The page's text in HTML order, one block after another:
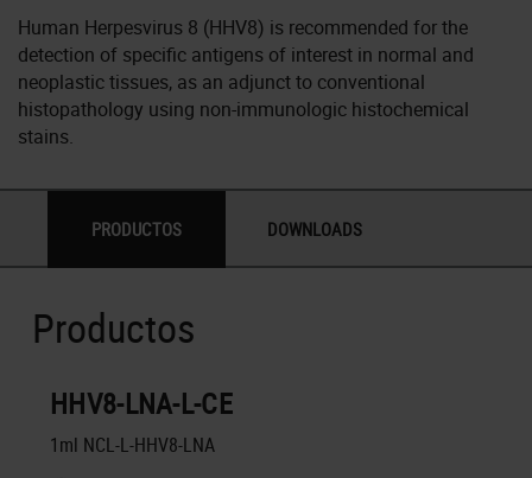
Human Herpesvirus 8 (HHV8) is recommended for the
detection of specific antigens of interest in normal and
neoplastic tissues, as an adjunct to conventional
histopathology using non-immunologic histochemical
stains.
PRODUCTOS DOWNLOADS
Productos
HHV8-LNA-L-CE
1ml NCL-L-HHV8-LNA